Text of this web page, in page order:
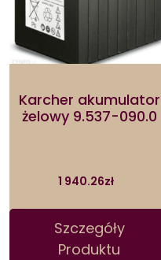
Karcher akumulator
żelowy 9.537-090.0
1 940.26zł
Szczegóły
Produktu